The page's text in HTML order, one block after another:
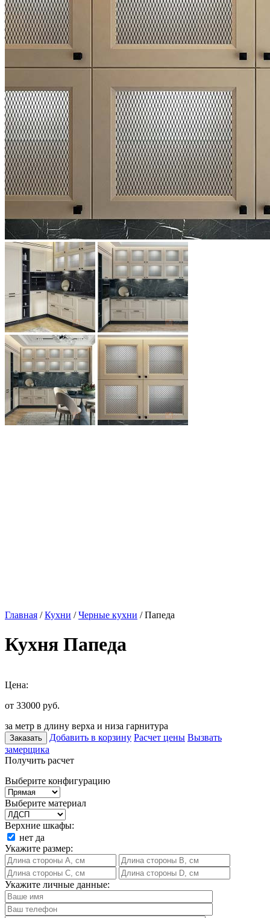
Главная /Кухни /Черные кухни / Папеда
Кухня Папеда
Цена:
от 33000 руб.
за метр в длину верха и низа гарнитура
Заказать Добавить в корзину Расчет цены Вызвать
замерщика
Получить расчет
Выберите конфигурацию
Выберите материал
Верхние шкафы:
нет да
Укажите размер:
Укажите личные данные: